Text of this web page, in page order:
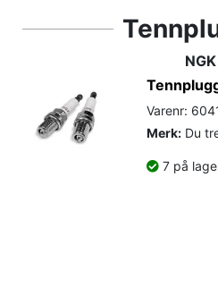
NGK
Varenr:
Merk: Du
7 på